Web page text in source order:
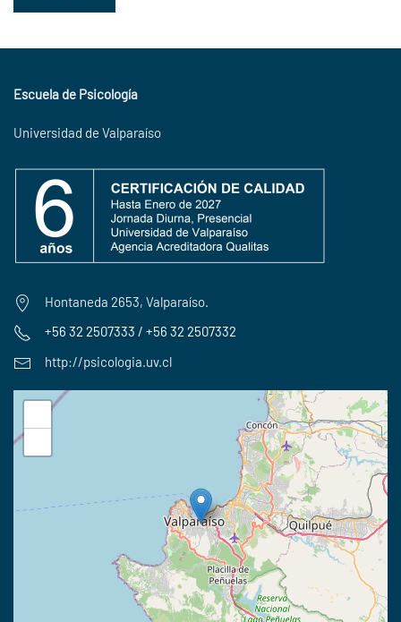
Escuela de Psicología
Universidad de Valparaíso
Hontaneda 2653, Valparaíso.
+56 32 2507333 / +56 32 2507332
http://psicologia.uv.cl